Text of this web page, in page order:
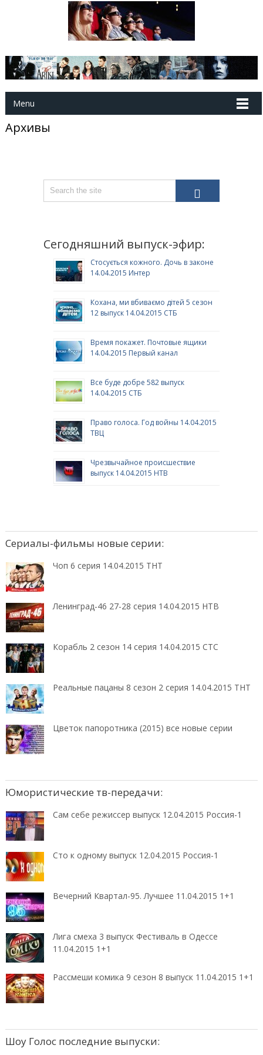
Menu
Архивы
Сегодняшний выпуск-эфир:
Стосується кожного. Дочь в законе
14.04.2015 Интер
Кохана, ми вбиваємо дітей 5 сезон
12 выпуск 14.04.2015 СТБ
Время покажет. Почтовые ящики
14.04.2015 Первый канал
Все буде добре 582 выпуск
14.04.2015 СТБ
Право голоса. Год войны 14.04.2015
ТВЦ
Чрезвычайное происшествие
выпуск 14.04.2015 НТВ
Сериалы-фильмы новые серии:
Чоп 6 серия 14.04.2015 ТНТ
Ленинград-46 27-28 серия 14.04.2015 НТВ
Корабль 2 сезон 14 серия 14.04.2015 СТС
Реальные пацаны 8 сезон 2 серия 14.04.2015 ТНТ
Цветок папоротника (2015) все новые серии
Юмористические тв-передачи:
Сам себе режиссер выпуск 12.04.2015 Россия-1
Сто к одному выпуск 12.04.2015 Россия-1
Вечерний Квартал-95. Лучшее 11.04.2015 1+1
Лига смеха 3 выпуск Фестиваль в Одессе
11.04.2015 1+1
Рассмеши комика 9 сезон 8 выпуск 11.04.2015 1+1
Шоу Голос последние выпуски: